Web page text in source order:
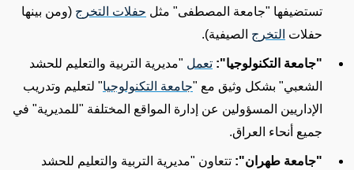
تستضيفها "جامعة المصطفى" مثل حفلات التخرج (ومن بينها
حفلات التخرج الصيفية).
"جامعة التكنولوجيا": تعمل "مديرية التربية والتعليم للحشد
الشعبي" بشكل وثيق مع "جامعة التكنولوجيا" لتعليم وتدريب
الإداريين المسؤولين عن إدارة المواقع المختلفة "للمديرية" في
جميع أنحاء العراق.
"جامعة طهران": تتعاون "مديرية التربية والتعليم للحشد